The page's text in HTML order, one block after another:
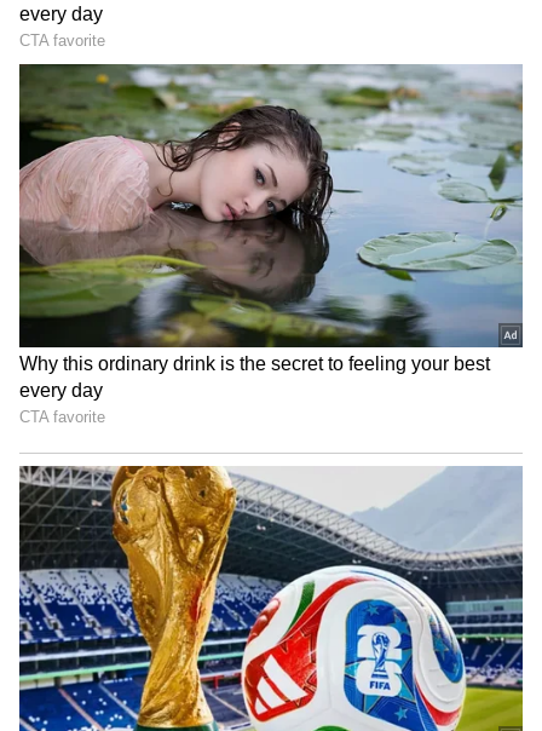
నుంచి కోలుకునేవాడిని కాన‌న్నారు. వైద్యులు సూచించిన
మందులు క‌చ్చితంగా వాడుతూ, ఎప్ప‌టిక‌ప్పుడు వ‌చ్చి
చూపించుకుంటాన‌ని చెప్పారు.
ఎంఎస్ ధోనీ టీమిండియా ప్ర‌ధాన కోచ్ ఎందుకు కాలేడు?